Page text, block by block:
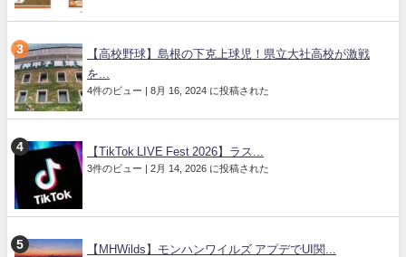
【高校野球】島根の下克上球児！県立大社高校が激戦
を...
4件のビュー 8月 16, 2024 に投稿された
【TikTok LIVE Fest 2026】ラス...
3件のビュー 2月 14, 2026 に投稿された
【MHWilds】モンハンワイルズ アプデでUI関...